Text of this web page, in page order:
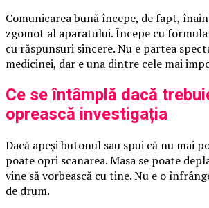
Comunicarea bună începe, de fapt,
zgomot al aparatului. Începe cu
cu răspunsuri sincere. Nu e partea
medicinei, dar e una dintre cele mai
Ce se întâmplă dacă
oprească investigația
Dacă apeși butonul sau spui că nu mai
poate opri scanarea. Masa se poate
vine să vorbească cu tine. Nu e o
de drum.